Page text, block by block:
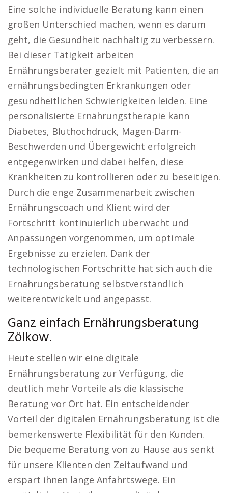
Eine solche individuelle Beratung kann einen
großen Unterschied machen, wenn es darum
geht, die Gesundheit nachhaltig zu verbessern.
Bei dieser Tätigkeit arbeiten
Ernährungsberater gezielt mit Patienten, die an
ernährungsbedingten Erkrankungen oder
gesundheitlichen Schwierigkeiten leiden. Eine
personalisierte Ernährungstherapie kann
Diabetes, Bluthochdruck, Magen-Darm-
Beschwerden und Übergewicht erfolgreich
entgegenwirken und dabei helfen, diese
Krankheiten zu kontrollieren oder zu beseitigen.
Durch die enge Zusammenarbeit zwischen
Ernährungscoach und Klient wird der
Fortschritt kontinuierlich überwacht und
Anpassungen vorgenommen, um optimale
Ergebnisse zu erzielen. Dank der
technologischen Fortschritte hat sich auch die
Ernährungsberatung selbstverständlich
weiterentwickelt und angepasst.
Ganz einfach Ernährungsberatung
Zölkow.
Heute stellen wir eine digitale
Ernährungsberatung zur Verfügung, die
deutlich mehr Vorteile als die klassische
Beratung vor Ort hat. Ein entscheidender
Vorteil der digitalen Ernährungsberatung ist die
bemerkenswerte Flexibilität für den Kunden.
Die bequeme Beratung von zu Hause aus senkt
für unsere Klienten den Zeitaufwand und
erspart ihnen lange Anfahrtswege. Ein